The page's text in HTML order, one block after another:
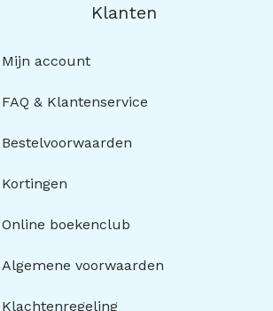
Klanten
Mijn account
FAQ & Klantenservice
Bestelvoorwaarden
Kortingen
Online boekenclub
Algemene voorwaarden
Klachtenregeling